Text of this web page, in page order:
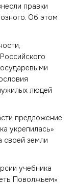
правки
Об этом
людей
предложение
укрепилась»
своей земли
учебника
Поволжьем»